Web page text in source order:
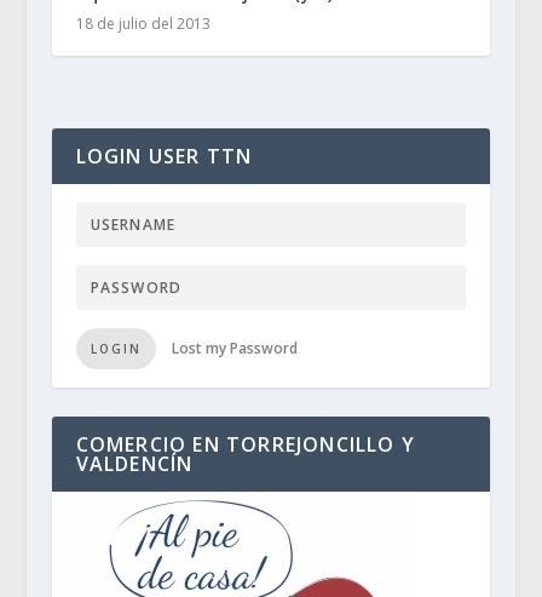
18 de julio del 2013
LOGIN USER TTN
LOGIN Lost my Password
COMERCIO EN TORREJONCILLO Y
VALDENCÍN